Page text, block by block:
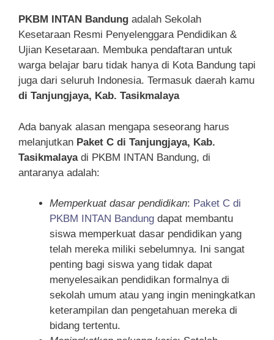
PKBM INTAN Bandung adalah Sekolah
Kesetaraan Resmi Penyelenggara Pendidikan &
Ujian Kesetaraan. Membuka pendaftaran untuk
warga belajar baru tidak hanya di Kota Bandung tapi
juga dari seluruh Indonesia. Termasuk daerah kamu
di Tanjungjaya, Kab. Tasikmalaya
Ada banyak alasan mengapa seseorang harus
melanjutkan Paket C di Tanjungjaya, Kab.
Tasikmalayadi PKBM INTAN Bandung, di
antaranya adalah:
Memperkuat dasar pendidikan: Paket C di
PKBM INTAN Bandung dapat membantu
siswa memperkuat dasar pendidikan yang
telah mereka miliki sebelumnya. Ini sangat
penting bagi siswa yang tidak dapat
menyelesaikan pendidikan formalnya di
sekolah umum atau yang ingin meningkatkan
keterampilan dan pengetahuan mereka di
bidang tertentu.